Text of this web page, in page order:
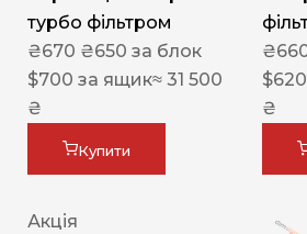
турбо фільтром
₴670 ₴650 за блок
$700 за ящик≈ 31 500
₴
Купити
₴
$620
₴
Акція